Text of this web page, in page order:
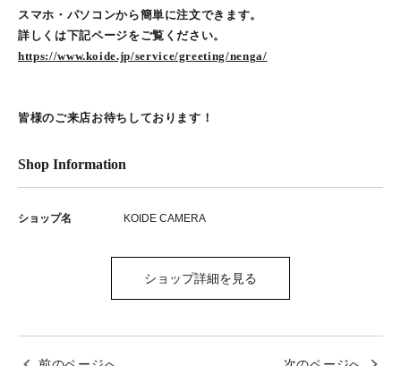
スマホ・パソコンから簡単に注文できます。
詳しくは下記ページをご覧ください。
https://www.koide.jp/service/greeting/nenga/
皆様のご来店お待ちしております！
Shop Information
ショップ名 KOIDE CAMERA
ショップ詳細を見る